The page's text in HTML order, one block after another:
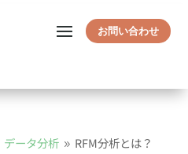
お問い合わせ
データ分析 9 RFM分析とは？